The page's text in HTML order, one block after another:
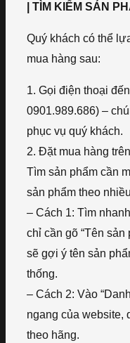
| TÌM KIẾM SẢN
Quý khách có thể
mua hàng sau:
1. Gọi điện thoại
0901.989.686) –
phục vụ quý khách.
2. Đặt mua hàng
Tìm sản phẩm cần
sản phẩm theo
– Cách 1: Tìm
chỉ cần gõ “Tên sản
sẽ gợi ý tên sản
thống.
– Cách 2: Vào
ngang của website,
theo hãng.